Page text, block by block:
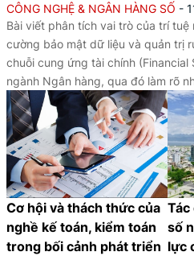
CÔNG NGHỆ & NGÂN HÀNG SỐ
Bài viết phân tích vai trò của trí tuệ
cường bảo mật dữ liệu và quản trị
chuỗi cung ứng tài chính (Financial
ngành Ngân hàng, qua đó làm rõ
hàm ý nhằm nâng cao hiệu quả
chuyển đổi số.
Cơ hội và thách thức của
nghề kế toán, kiểm toán
trong bối cảnh phát triển
Tác
số
lực